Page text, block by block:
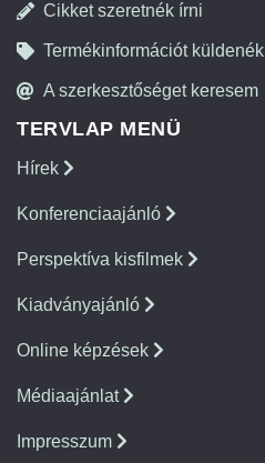
Cikket szeretnék írni
Termékinformációt küldenék
A szerkesztőséget keresem
TERVLAP MENÜ
Hírek
Konferenciaajánló
Perspektíva kisfilmek
Kiadványajánló
Online képzések
Médiaajánlat
Impresszum